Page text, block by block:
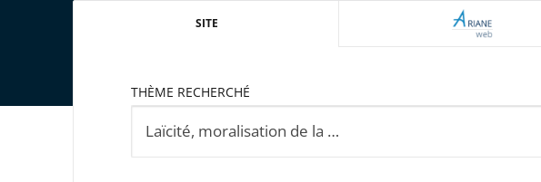
SITE
THÈME RECHERCHÉ